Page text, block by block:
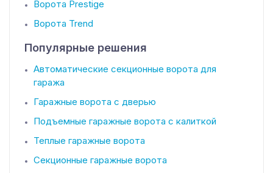
Ворота Prestige
Ворота Trend
Популярные решения
Автоматические секционные ворота для
гаража
Гаражные ворота с дверью
Подъемные гаражные ворота с калиткой
Теплые гаражные ворота
Секционные гаражные ворота